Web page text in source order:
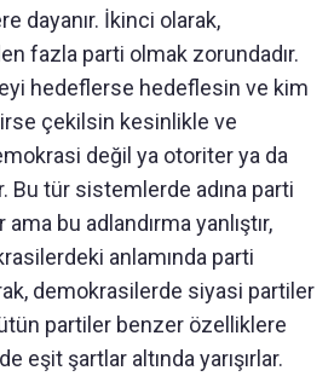
dayanır. İkinci olarak,
fazla parti olmak zorundadır.
hedeflerse hedeflesin ve kim
çekilsin kesinlikle ve
değil ya otoriter ya da
tür sistemlerde adına parti
ama bu adlandırma yanlıştır,
anlamında parti
demokrasilerde siyasi partiler
partiler benzer özelliklere
eşit şartlar altında yarışırlar.